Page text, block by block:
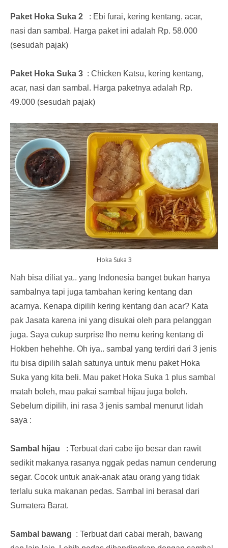
Paket Hoka Suka 2
: Ebi furai, kering kentang, acar,
nasi dan sambal. Harga paket ini adalah Rp. 58.000
(sesudah pajak)
Paket Hoka Suka 3 : Chicken Katsu, kering kentang,
acar, nasi dan sambal. Harga paketnya adalah Rp.
49.000 (sesudah pajak)
Hoka Suka 3
Nah bisa diliat ya.. yang Indonesia banget bukan hanya
sambalnya tapi juga tambahan kering kentang dan
acarnya. Kenapa dipilih kering kentang dan acar? Kata
pak Jasata karena ini yang disukai oleh para pelanggan
juga. Saya cukup surprise lho nemu kering kentang di
Hokben hehehhe. Oh iya.. sambal yang terdiri dari 3 jenis
itu bisa dipilih salah satunya untuk menu paket Hoka
Suka yang kita beli. Mau paket Hoka Suka 1 plus sambal
matah boleh, mau pakai sambal hijau juga boleh.
Sebelum dipilih, ini rasa 3 jenis sambal menurut lidah
saya :
Sambal hijau
: Terbuat dari cabe ijo besar dan rawit
sedikit makanya rasanya nggak pedas namun cenderung
segar. Cocok untuk anak-anak atau orang yang tidak
terlalu suka makanan pedas. Sambal ini berasal dari
Sumatera Barat.
Sambal bawang : Terbuat dari cabai merah, bawang